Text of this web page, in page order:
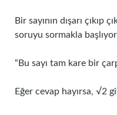
Bir sayının dışarı çıkıp
soruyu sormakla
“Bu sayı tam kare bir
Eğer cevap hayırsa, √2